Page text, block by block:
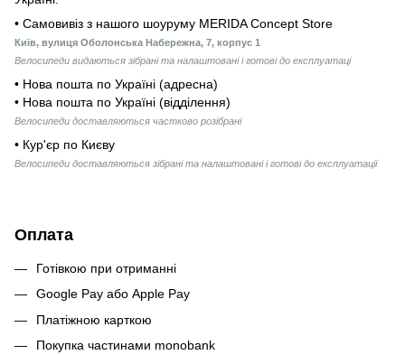
• Самовивіз з нашого шоуруму MERIDA Concept Store
Київ, вулиця Оболонська Набережна, 7, корпус 1
Велосипеди видаються зібрані та налаштовані і готові до експлуатаці
• Нова пошта по Україні (адресна)
• Нова пошта по Україні (відділення)
Велосипеди доставляються частково розібрані
• Кур'єр по Києву
Велосипеди доставляються зібрані та налаштовані і готові до експлуатації
Оплата
Готівкою при отриманні
Google Pay або Apple Pay
Платіжною карткою
Покупка частинами monobank